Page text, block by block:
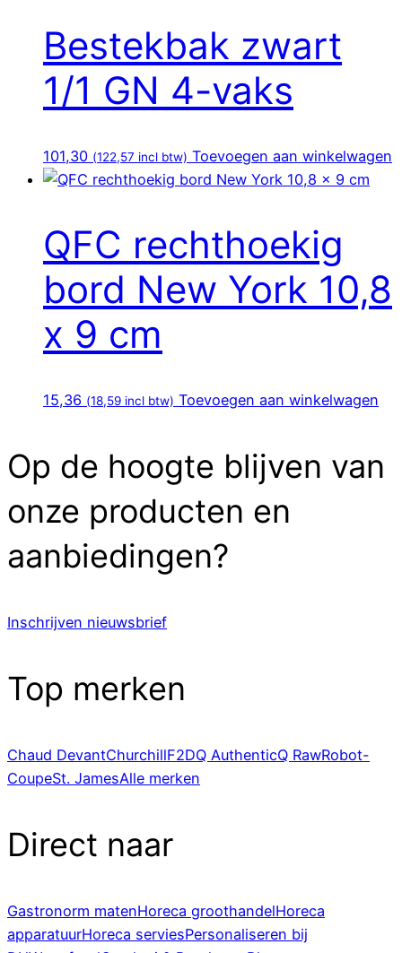
Bestekbak zwart
1/1 GN 4-vaks
101,30 (122,57 incl btw) Toevoegen aan winkelwagen
QFC rechthoekig
bord New York 10,8
x 9 cm
15,36 (18,59 incl btw) Toevoegen aan winkelwagen
Op de hoogte blijven van
onze producten en
aanbiedingen?
Inschrijven nieuwsbrief
Top merken
Chaud DevantChurchillF2DQ AuthenticQ RawRobot-
CoupeSt. JamesAlle merken
Direct naar
Gastronorm matenHoreca groothandelHoreca
apparatuurHoreca serviesPersonaliseren bij